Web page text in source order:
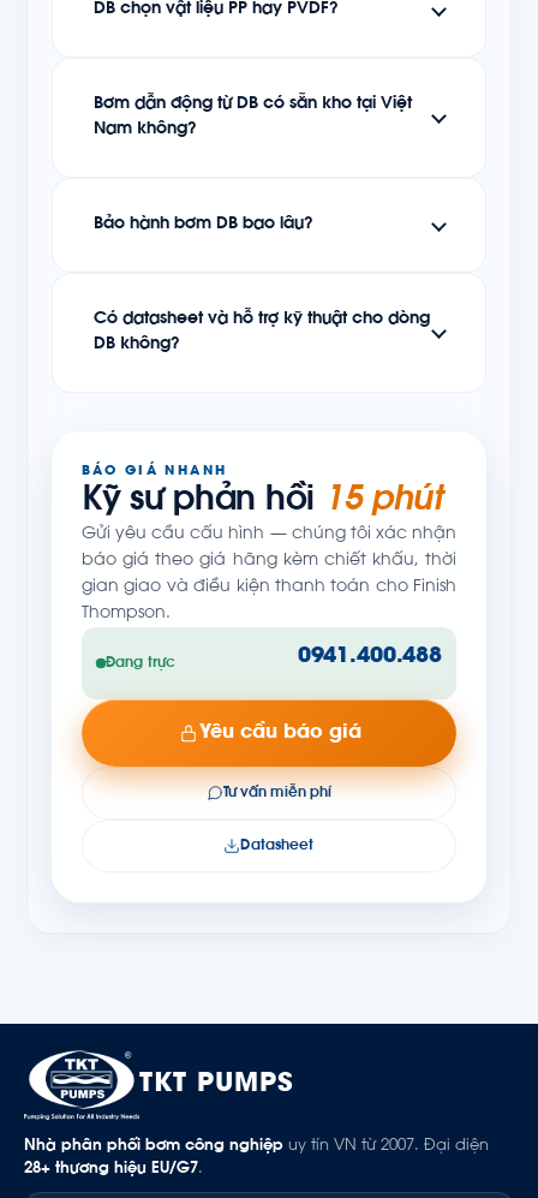
DB chọn vật liệu PP hay PVDF?
Bơm dẫn động từ DB có sẵn kho tại Việt
Nam không?
Bảo hành bơm DB bao lâu?
Có datasheet và hỗ trợ kỹ thuật cho dòng
DB không?
BÁO GIÁ NHANH
Kỹ sư phản hồi 15 phút
Gửi yêu cầu cấu hình — chúng tôi xác nhận
báo giá theo giá hãng kèm chiết khấu, thời
gian giao và điều kiện thanh toán cho Finish
Thompson.
Đang trực 0941.400.488
Yêu cầu báo giá
Tư vấn miễn phí
Datasheet
TKT PUMPS
Nhà phân phối bơm công nghiệp uy tín VN từ 2007. Đại diện
28+ thương hiệu EU/G7.